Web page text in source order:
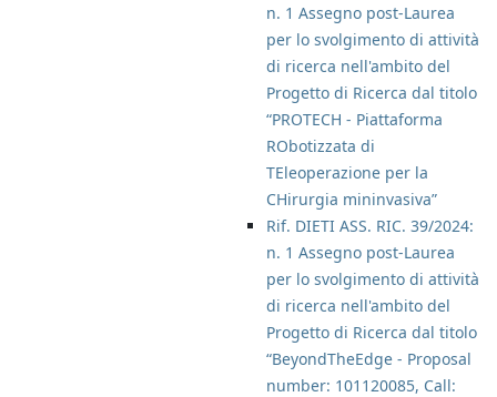
n. 1 Assegno post-Laurea
per lo svolgimento di attività
di ricerca nell'ambito del
Progetto di Ricerca dal titolo
“PROTECH - Piattaforma
RObotizzata di
TEleoperazione per la
CHirurgia mininvasiva”
Rif. DIETI ASS. RIC. 39/2024:
n. 1 Assegno post-Laurea
per lo svolgimento di attività
di ricerca nell'ambito del
Progetto di Ricerca dal titolo
“BeyondTheEdge - Proposal
number: 101120085, Call: